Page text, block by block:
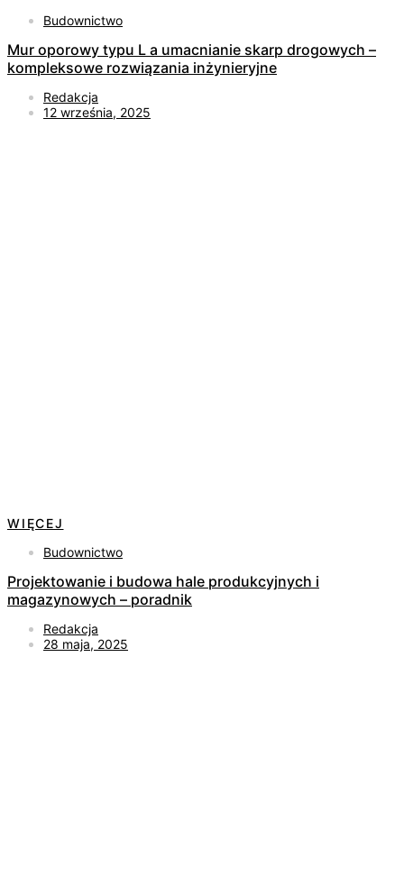
Budownictwo
Mur oporowy typu L a umacnianie skarp drogowych –
kompleksowe rozwiązania inżynieryjne
Redakcja
12 września, 2025
WIĘCEJ
Budownictwo
Projektowanie i budowa hale produkcyjnych i
magazynowych – poradnik
Redakcja
28 maja, 2025